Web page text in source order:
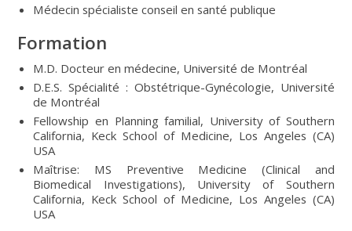
Médecin spécialiste conseil en santé publique
Formation
M.D. Docteur en médecine, Université de Montréal
D.E.S. Spécialité : Obstétrique-Gynécologie, Université
de Montréal
Fellowship en Planning familial, University of Southern
California, Keck School of Medicine, Los Angeles (CA)
USA
Maîtrise: MS Preventive Medicine (Clinical and
Biomedical Investigations), University of Southern
California, Keck School of Medicine, Los Angeles (CA)
USA